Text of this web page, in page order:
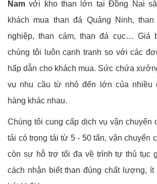
Nam với kho than lớn tại Đồng Nai
khách mua than đá Quảng Ninh,
nghiệp, than cám, than đá cục… Giá
chúng tôi luôn cạnh tranh so với các
hấp dẫn cho khách mua. Sức chứa
vụ nhu cầu từ nhỏ đến lớn của nhiều
hàng khác nhau.
Chúng tôi cung cấp dịch vụ vận chuyển
tải có trọng tải từ 5 - 50 tấn, vận chuyển
còn sự hỗ trợ tối đa về trình tự thủ tục
cách nhận biết than đúng chất lượng, ít